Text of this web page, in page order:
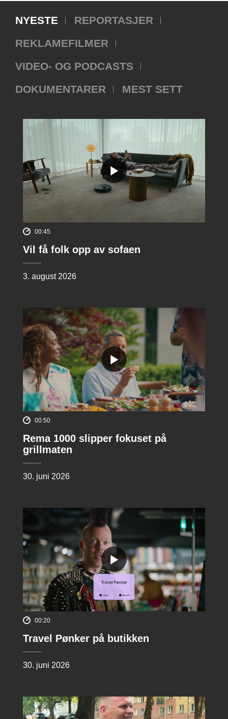
NYESTE
REPORTASJER
REKLAMEFILMER
VIDEO- OG PODCASTS
DOKUMENTARER
MEST SETT
00:45
Vil få folk opp av sofaen
3. august 2026
00:50
Rema 1000 slipper fokuset på
grillmaten
30. juni 2026
00:20
Travel Pønker på butikken
30. juni 2026